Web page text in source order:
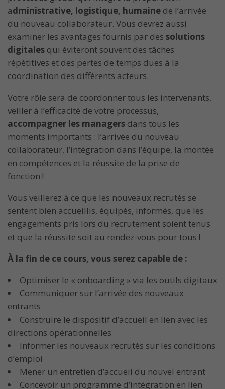
administrative, logistique, humaine de l’arrivée
du nouveau collaborateur. Vous devrez aussi
examiner les avantages fournis par des solutions
digitales qui éviteront souvent des tâches
répétitives et des pertes de temps dues à la
coordination des différents acteurs.
Votre rôle sera de coordonner tous les intervenants,
veiller à l’efficacité de votre processus,
accompagner les managers dans tous les
moments importants : l’arrivée du nouveau
collaborateur, l’intégration dans l’équipe, la montée
en compétences et la réussite de la prise de
fonction !
Vous veillerez à ce que les nouveaux recrutés se
sentent bien accueillis, équipés, informés, que les
engagements pris lors du recrutement soient tenus
et que la réussite soit au rendez-vous pour tous !
À la fin de ce cours, vous serez capable de :
Optimiser le « onboarding » via les outils digitaux
Communiquer sur l’arrivée des nouveaux
entrants
Construire le dispositif d’accueil en lien avec les
directions opérationnelles
Informer les nouveaux recrutés sur les conditions
d’emploi
Mener un entretien d’accueil du nouvel entrant
Concevoir un programme d’intégration en lien